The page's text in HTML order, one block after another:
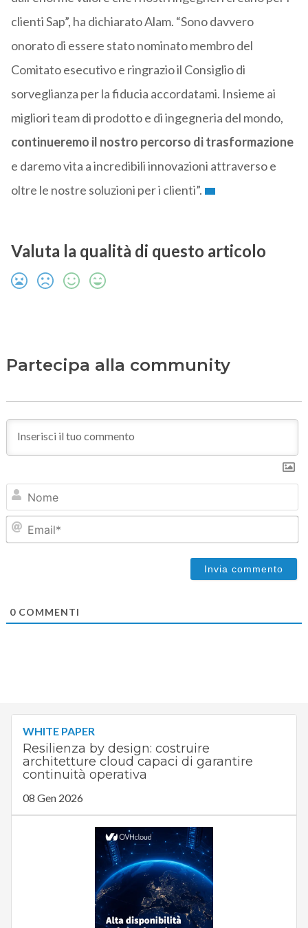
clienti Sap”, ha dichiarato Alam. “Sono davvero
onorato di essere stato nominato membro del
Comitato esecutivo e ringrazio il Consiglio di
sorveglianza per la fiducia accordatami. Insieme ai
migliori team di prodotto e di ingegneria del mondo,
continueremo il nostro percorso di trasformazione
e daremo vita a incredibili innovazioni attraverso e
oltre le nostre soluzioni per i clienti”.
Valuta la qualità di questo articolo
Partecipa alla community
0COMMENTI
WHITE PAPER
Resilienza by design: costruire
architetture cloud capaci di garantire
continuità operativa
08 Gen 2026